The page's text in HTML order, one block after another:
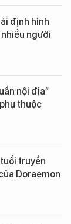
định hình
người
nội địa”
thuộc
truyền
Doraemon